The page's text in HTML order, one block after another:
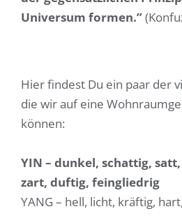
Universum formen.”
Hier findest Du ein paar der
die wir auf eine
können:
YIN – dunkel, schattig,
zart, duftig, feingliedrig
YANG – hell, licht, kräftig,